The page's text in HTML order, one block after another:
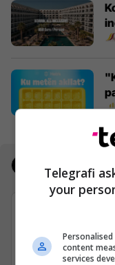
Arkatar/e
Telegrafi
your
content
services